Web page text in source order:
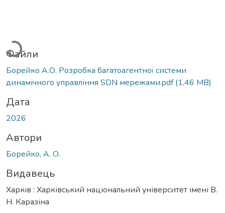
Вантажиться...
Файли
Борейко А.О. Розробка багатоагентної системи
динамічного управління SDN мережами.pdf(1,46 MB)
Дата
2026
Автори
Борейко, А. О.
Видавець
Харків : Харківський національний університет імені В.
Н. Каразіна